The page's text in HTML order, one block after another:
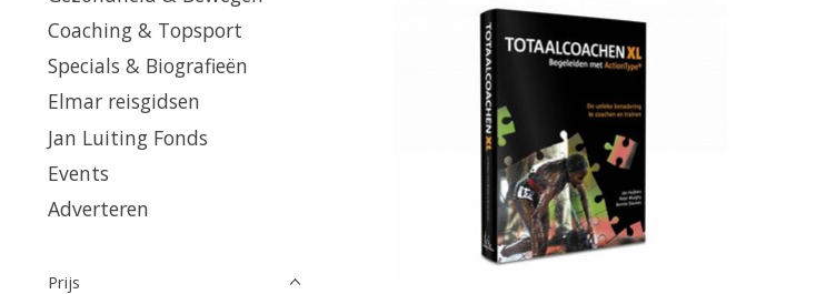
Coaching & Topsport
Specials & Biografieën
Elmar reisgidsen
Jan Luiting Fonds
Events
Adverteren
Prijs